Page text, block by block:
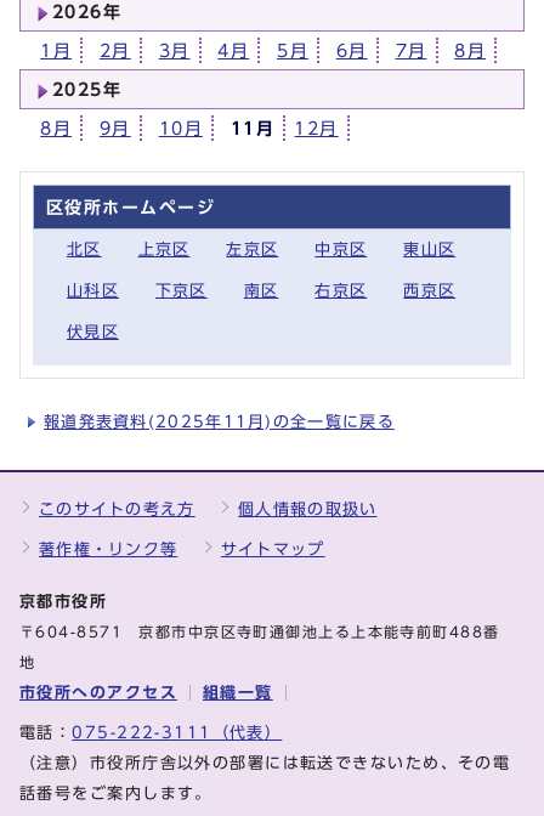
2026年
1月 2月 3月 4月 5月 6月 7月 8月
2025年
8月 9月 10月 11月 12月
区役所ホームページ
北区 上京区 左京区 中京区 東山区
山科区 下京区 南区 右京区 西京区
伏見区
報道発表資料(2025年11月)の全一覧に戻る
このサイトの考え方 個人情報の取扱い
著作権・リンク等 サイトマップ
京都市役所
〒604-8571 京都市中京区寺町通御池上る上本能寺前町488番
地
市役所へのアクセス 組織一覧
電話：075-222-3111（代表）
（注意）市役所庁舎以外の部署には転送できないため、その電
話番号をご案内します。